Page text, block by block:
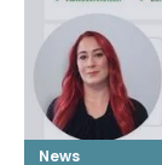
News